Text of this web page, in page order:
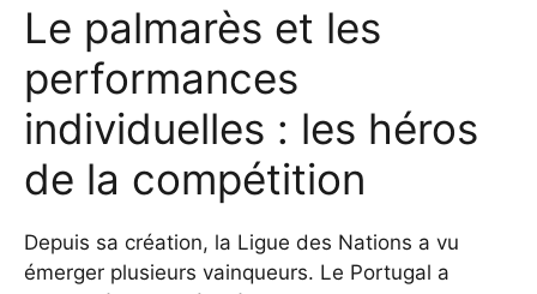
Le palmarès et les
performances
individuelles : les héros
de la compétition
Depuis sa création, la Ligue des Nations a vu
émerger plusieurs vainqueurs. Le Portugal a